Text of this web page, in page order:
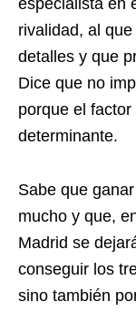
especialista en
rivalidad, al
detalles y que
Dice que no
porque el
determinante.
Sabe que
mucho y que,
Madrid se
conseguir los
sino también